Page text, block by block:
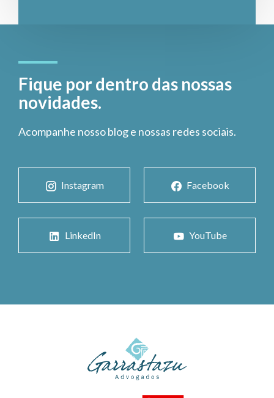
Fique por dentro das nossas
novidades.
Acompanhe nosso blog e nossas redes sociais.
Instagram Facebook
LinkedIn YouTube